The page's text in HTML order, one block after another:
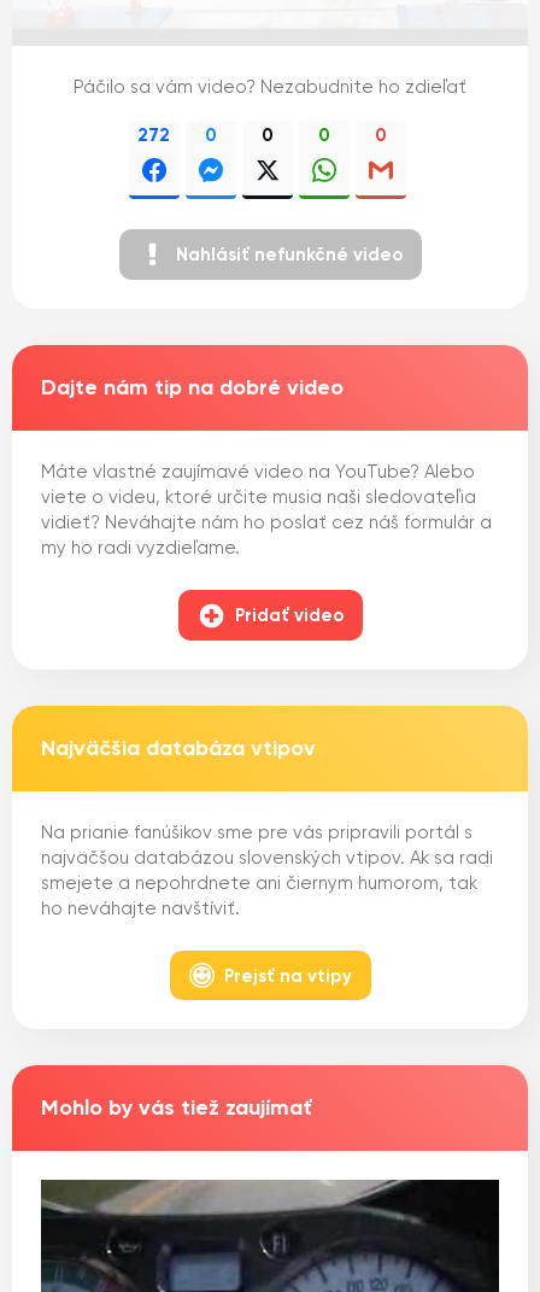
Páčilo sa vám video? Nezabudnite ho zdieľať
272 0 0 0 0
Nahlásiť nefunkčné video
Dajte nám tip na dobré video
Máte vlastné zaujímavé video na YouTube? Alebo
viete o videu, ktoré určite musia naši sledovateľia
vidieť? Neváhajte nám ho poslať cez náš formulár a
my ho radi vyzdieľame.
Pridať video
Najväčšia databáza vtipov
Na prianie fanúšikov sme pre vás pripravili portál s
najväčšou databázou slovenských vtipov. Ak sa radi
smejete a nepohrdnete ani čiernym humorom, tak
ho neváhajte navštíviť.
Prejsť na vtipy
Mohlo by vás tiež zaujímať